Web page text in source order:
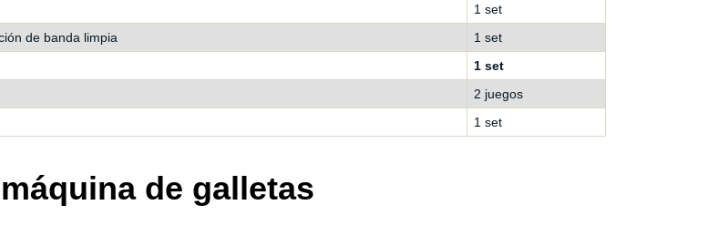
1 set
de banda limpia
1 set
1 set
2 juegos
1 set
de galletas